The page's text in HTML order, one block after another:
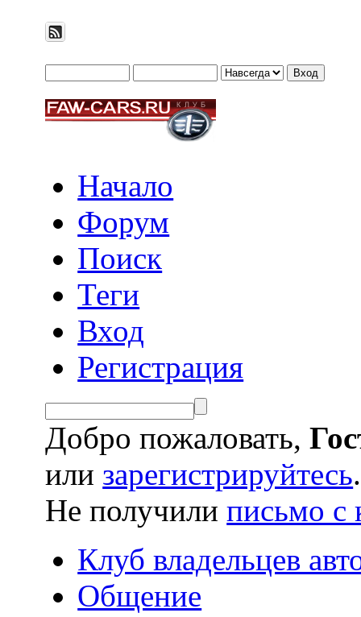
Начало
Форум
Поиск
Теги
Вход
Регистрация
Добро пожаловать,
или зарегистрируйтесь.
Не получилиписьмо с
Клуб владельцев
Общение